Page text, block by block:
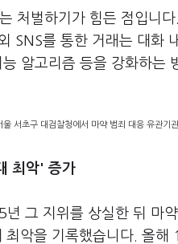
처벌하기가 힘든 점입니
SNS를 통한 거래는 대화
알고리즘 등을 강화하는
서초구 대검찰청에서 마약 범죄 대응 유관기
최악' 증가
그 지위를 상실한 뒤 마
악을 기록했습니다. 올